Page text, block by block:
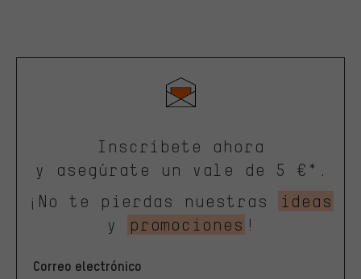
Inscríbete ahora
y asegúrate un vale de 5 €*.
¡No te pierdas nuestras
ideas
y
promociones !
Correo electrónico